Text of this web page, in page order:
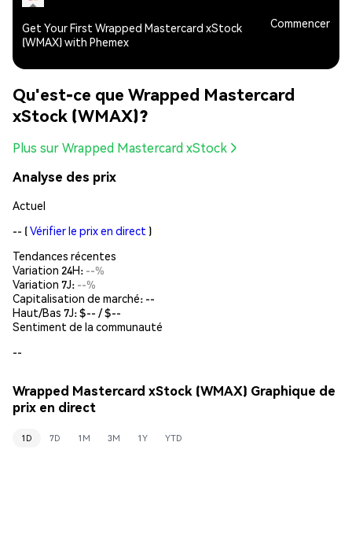
Get Your First Wrapped Mastercard xStock
(WMAX) with Phemex
Commencer
Qu'est-ce que Wrapped Mastercard
xStock (WMAX)?
Plus sur Wrapped Mastercard xStock
Analyse des prix
Actuel
-- (Vérifier le prix en direct )
Tendances récentes
Variation 24H: --%
Variation 7J: --%
Capitalisation de marché: --
Haut/Bas 7J: $-- / $--
Sentiment de la communauté
--
Wrapped Mastercard xStock (WMAX) Graphique de
prix en direct
1D 7D 1M 3M 1Y YTD